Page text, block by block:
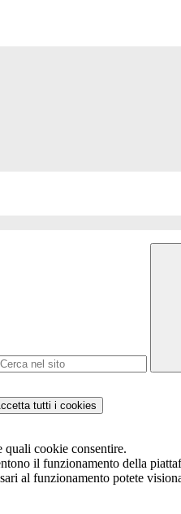
tutti i cookies
quali cookie consentire.
il funzionamento della
al funzionamento potete